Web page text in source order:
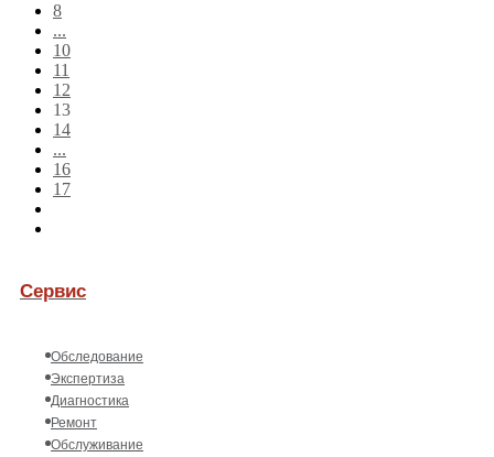
8
...
10
11
12
13
14
...
16
17
Сервис
Обследование
Экспертиза
Диагностика
Ремонт
Обслуживание